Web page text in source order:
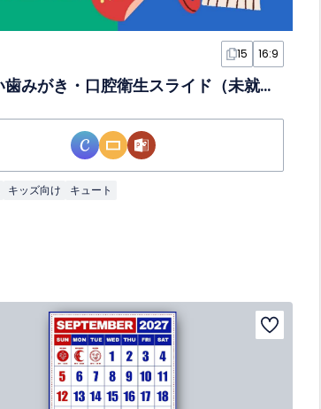
15 16:9
かわいい歯みがき・口腔衛生スライド（未就学児向け）
キッズ向け キュート